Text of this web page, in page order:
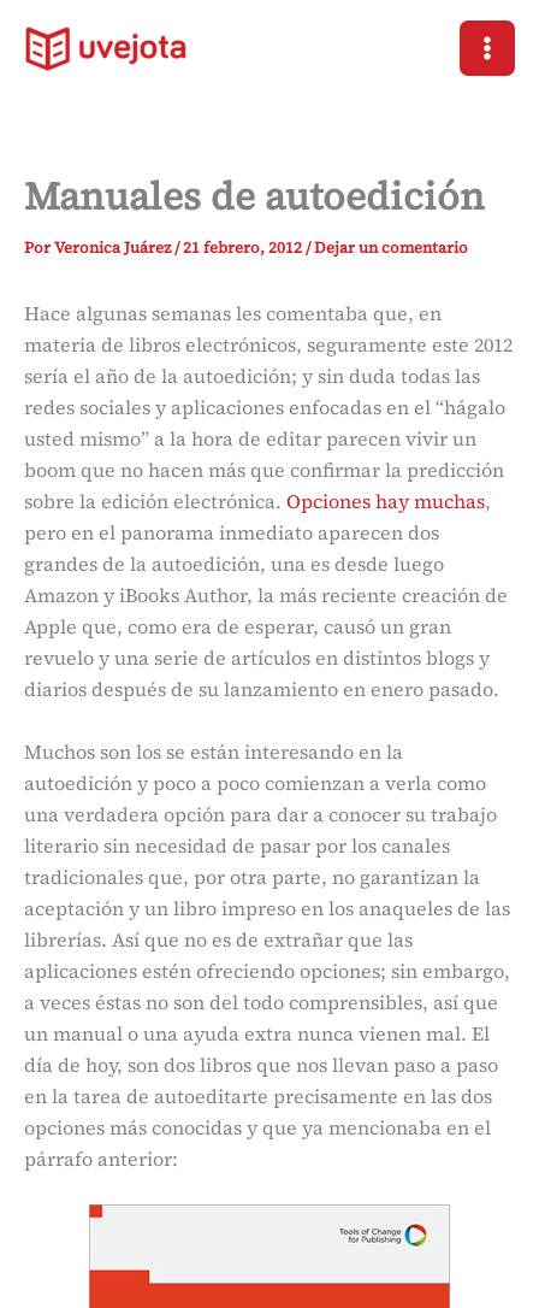
contenido
Manuales de autoedición
PorVeronica Juárez/21 febrero, 2012/Dejar un comentario
Hace algunas semanas les comentaba que, en
materia de libros electrónicos, seguramente este 2012
sería el año de la autoedición; y sin duda todas las
redes sociales y aplicaciones enfocadas en el “hágalo
usted mismo” a la hora de editar parecen vivir un
boom que no hacen más que confirmar la predicción
sobre la edición electrónica. Opciones hay muchas,
pero en el panorama inmediato aparecen dos
grandes de la autoedición, una es desde luego
Amazon y iBooks Author, la más reciente creación de
Apple que, como era de esperar, causó un gran
revuelo y una serie de artículos en distintos blogs y
diarios después de su lanzamiento en enero pasado.
Muchos son los se están interesando en la
autoedición y poco a poco comienzan a verla como
una verdadera opción para dar a conocer su trabajo
literario sin necesidad de pasar por los canales
tradicionales que, por otra parte, no garantizan la
aceptación y un libro impreso en los anaqueles de las
librerías. Así que no es de extrañar que las
aplicaciones estén ofreciendo opciones; sin embargo,
a veces éstas no son del todo comprensibles, así que
un manual o una ayuda extra nunca vienen mal. El
día de hoy, son dos libros que nos llevan paso a paso
en la tarea de autoeditarte precisamente en las dos
opciones más conocidas y que ya mencionaba en el
párrafo anterior: